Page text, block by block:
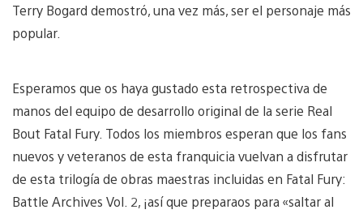
Terry Bogard demostró, una vez más, ser el personaje más
popular.
Esperamos que os haya gustado esta retrospectiva de
manos del equipo de desarrollo original de la serie Real
Bout Fatal Fury. Todos los miembros esperan que los fans
nuevos y veteranos de esta franquicia vuelvan a disfrutar
de esta trilogía de obras maestras incluidas en Fatal Fury:
Battle Archives Vol. 2, ¡así que preparaos para «saltar al